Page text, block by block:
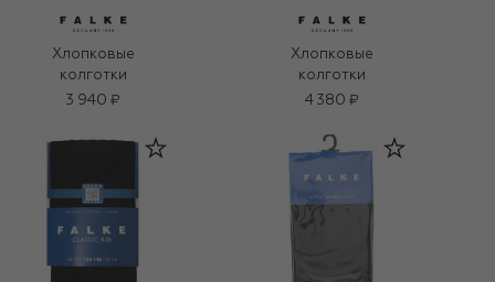
Хлопковые
колготки
3 940 ₽
Хлопковые
колготки
4 380 ₽